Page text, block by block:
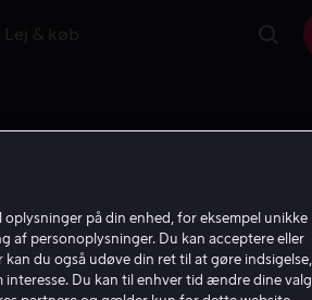
Lej & køb
på din enhed, for eksempel unikke
af personoplysninger. Du kan acceptere eller
du også udøve din ret til at gøre indsigelse,
Du kan til enhver tid ændre dine valg